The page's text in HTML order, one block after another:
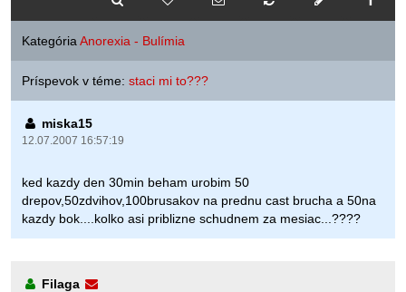
Kategória Anorexia - Bulímia
Príspevok v téme: staci mi to???
miska15
12.07.2007 16:57:19
ked kazdy den 30min beham urobim 50
drepov,50zdvihov,100brusakov na prednu cast brucha a 50na
kazdy bok....kolko asi priblizne schudnem za mesiac...????
Filaga